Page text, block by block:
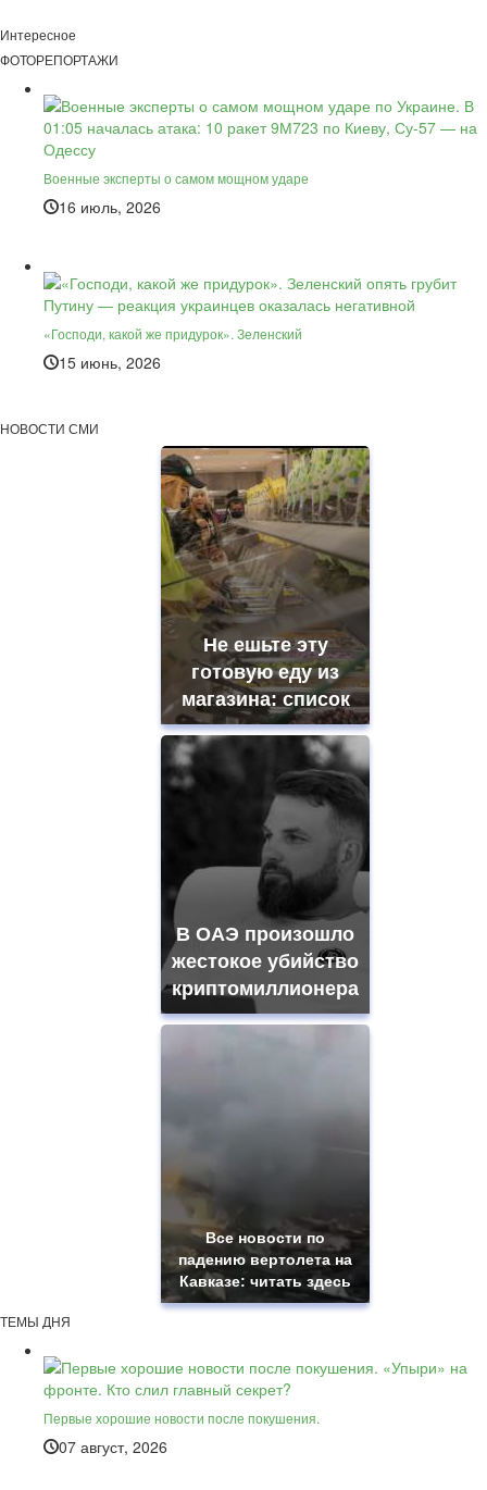
Интересное
ФОТОРЕПОРТАЖИ
Военные эксперты о самом мощном ударе
16 июль, 2026
«Господи, какой же придурок». Зеленский
15 июнь, 2026
НОВОСТИ СМИ
Не ешьте эту
готовую еду из
магазина: список
В ОАЭ произошло
жестокое убийство
криптомиллионера
Все новости по
падению вертолета на
Кавказе: читать здесь
ТЕМЫ ДНЯ
Первые хорошие новости после покушения.
07 август, 2026